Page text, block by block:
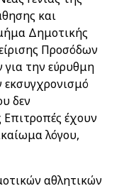
και
Δημοτικής
Προσόδων
για την εύρυθμη
εκσυγχρονισμό
δεν
Επιτροπές έχουν
λόγου,
αθλητικών